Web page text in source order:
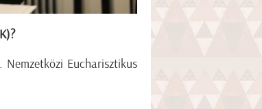
Eucharisztikus